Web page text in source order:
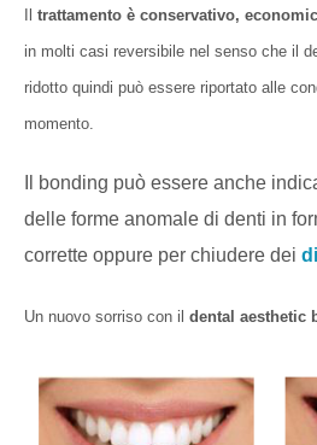
trattamento è conservativo,
in molti casi reversibile nel senso che il
ridotto quindi può essere riportato alle
momento.
Il bonding può essere anche
delle forme anomale di denti in
corrette oppure per chiudere dei
Un nuovo sorriso con il dental aesthetic